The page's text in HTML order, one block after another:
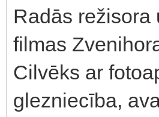
Radās režisora
filmas
Cilvēks ar
glezniecība,